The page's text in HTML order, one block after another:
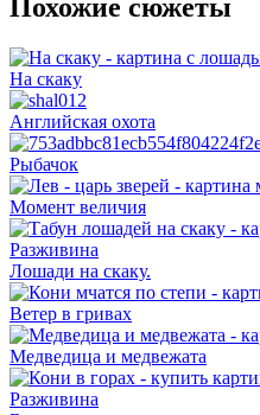
Похожие сюжеты
На скаку
Английская охота
Рыбачок
Момент величия
Лошади на скаку.
Ветер в гривах
Медведица и медвежата